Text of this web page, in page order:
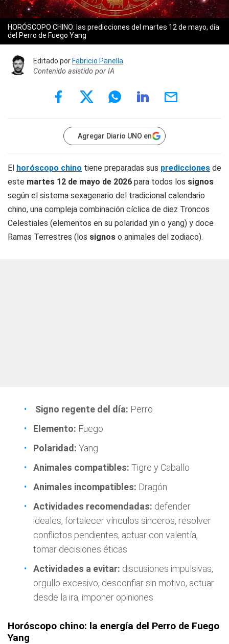
HORÓSCOPO CHINO: las predicciones del martes 12 de mayo, día
del Perro de Fuego Yang
Editado porFabricio Panella
Contenido asistido por IA
Agregar Diario UNO en
El horóscopo chino tiene preparadas sus predicciones de
este martes 12 de mayo de 2026 para todos los signos
según el sistema sexagenario del tradicional calendario
chino, una compleja combinación cíclica de diez Troncos
Celestiales (elementos en su polaridad yin o yang) y doce
Ramas Terrestres (los signos o animales del zodiaco).
Signo regente del día: Perro
Elemento: Fuego
Polaridad: Yang
Animales compatibles: Tigre y Caballo
Animales incompatibles: Dragón
Actividades recomendadas: defender
ideales, fortalecer vínculos sinceros, resolver
conflictos pendientes, actuar con valentía,
tomar decisiones éticas
Actividades a evitar: discusiones impulsivas,
orgullo excesivo, desconfiar sin motivo, actuar
desde la ira, imponer opiniones
Horóscopo chino: la energía del Perro de Fuego
Yang